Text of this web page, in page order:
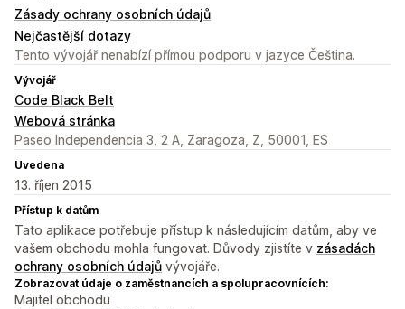
Zásady ochrany osobních údajů
Nejčastější dotazy
Tento vývojář nenabízí přímou podporu v jazyce Čeština.
Vývojář
Code Black Belt
Webová stránka
Paseo Independencia 3, 2 A, Zaragoza, Z, 50001, ES
Uvedena
13. říjen 2015
Přístup k datům
Tato aplikace potřebuje přístup k následujícím datům, aby ve
vašem obchodu mohla fungovat. Důvody zjistíte v zásadách
ochrany osobních údajů vývojáře.
Zobrazovat údaje o zaměstnancích a spolupracovnících:
Majitel obchodu